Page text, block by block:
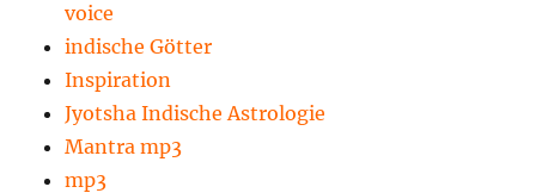
voice
indische Götter
Inspiration
Jyotsha Indische Astrologie
Mantra mp3
mp3